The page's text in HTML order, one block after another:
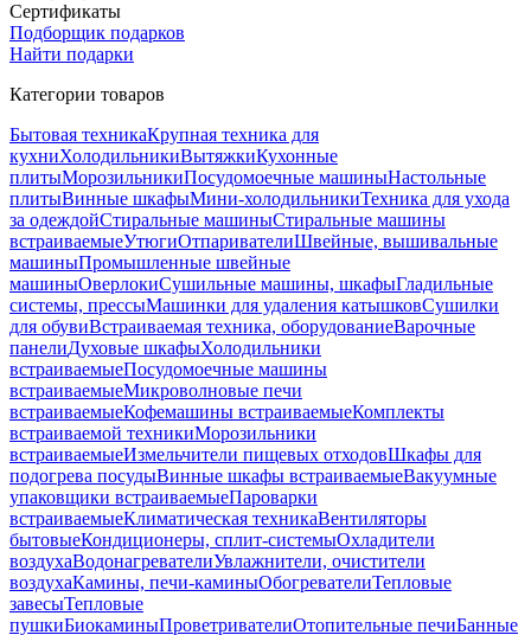
Сертификаты
Подборщик подарков
Найти подарки
Категории товаров
Бытовая техникаКрупная техника для
кухниХолодильникиВытяжкиКухонные
плитыМорозильникиПосудомоечные машиныНастольные
плитыВинные шкафыМини-холодильникиТехника для ухода
за одеждойСтиральные машиныСтиральные машины
встраиваемыеУтюгиОтпаривателиШвейные, вышивальные
машиныПромышленные швейные
машиныОверлокиСушильные машины, шкафыГладильные
системы, прессыМашинки для удаления катышковСушилки
для обувиВстраиваемая техника, оборудованиеВарочные
панелиДуховые шкафыХолодильники
встраиваемыеПосудомоечные машины
встраиваемыеМикроволновые печи
встраиваемыеКофемашины встраиваемыеКомплекты
встраиваемой техникиМорозильники
встраиваемыеИзмельчители пищевых отходовШкафы для
подогрева посудыВинные шкафы встраиваемыеВакуумные
упаковщики встраиваемыеПароварки
встраиваемыеКлиматическая техникаВентиляторы
бытовыеКондиционеры, сплит-системыОхладители
воздухаВодонагревателиУвлажнители, очистители
воздухаКамины, печи-каминыОбогревателиТепловые
завесыТепловые
пушкиБиокаминыПроветривателиОтопительные печиБанные